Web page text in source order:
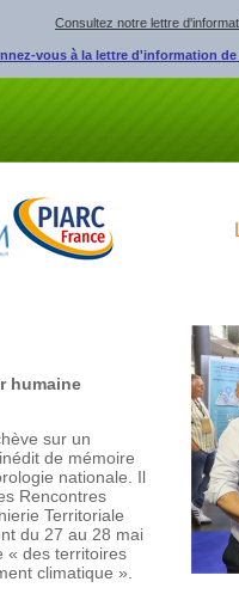
Consultez notre lettre
vous à la lettre d'information de
humaine
sur un
de mémoire
nationale. Il
Rencontres
Territoriale
du 27 au 28 mai
« des territoires
climatique ».